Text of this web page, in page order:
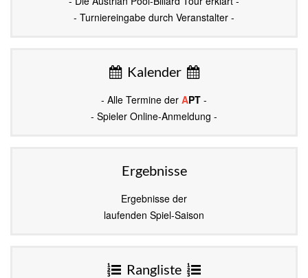
- Turniereingabe durch Veranstalter -
Kalender
- Alle Termine der APT -
- Spieler Online-Anmeldung -
Ergebnisse
Ergebnisse der
laufenden Spiel-Saison
Rangliste